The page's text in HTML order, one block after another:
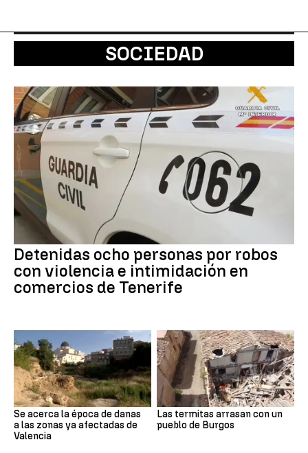
SOCIEDAD
Detenidas ocho personas por robos
con violencia e intimidación en
comercios de Tenerife
Se acerca la época de danas
a las zonas ya afectadas de
Valencia
Las termitas arrasan con un
pueblo de Burgos